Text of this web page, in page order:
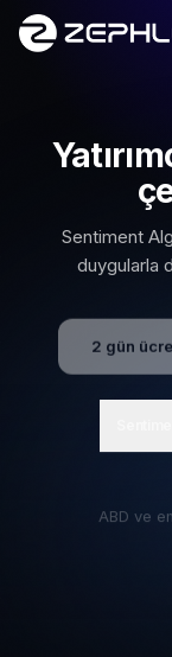
İçeriğe geç
Sentiment
duygularla
2 gün
ABD ve